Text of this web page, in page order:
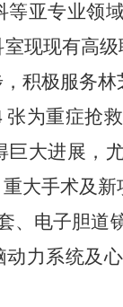
亚专业领
现现有高
积极服务
张为重症抢
大进展，
大手术及
、电子胆道
动力系统及